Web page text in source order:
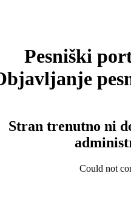
Pesniški
Stran trenutno ni
Could not